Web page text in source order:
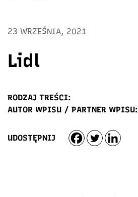
23 WRZEŚNIA, 2021
Lidl
RODZAJ TREŚCI:
AUTOR WPISU / PARTNER WPISU:
UDOSTĘPNIJ